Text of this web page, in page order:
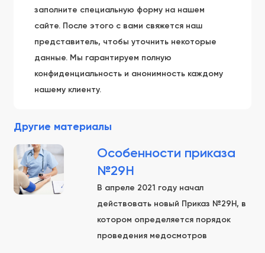
заполните специальную форму на нашем
сайте. После этого с вами свяжется наш
представитель, чтобы уточнить некоторые
данные. Мы гарантируем полную
конфиденциальность и анонимность каждому
нашему клиенту.
Другие материалы
Особенности приказа
№29Н
В апреле 2021 году начал
действовать новый Приказ №29Н, в
котором определяется порядок
проведения медосмотров